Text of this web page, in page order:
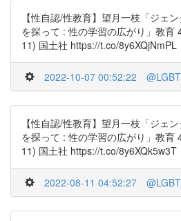
【性自認/性教育】望月一枝「ジェ
を探って : 性の学習の広がり」教育
11) 国土社 https://t.co/8y6XQjNmPL
2022-10-07 00:52:22
【性自認/性教育】望月一枝「ジェ
を探って : 性の学習の広がり」教育
11) 国土社 https://t.co/8y6XQk5w3T
2022-08-11 04:52:27